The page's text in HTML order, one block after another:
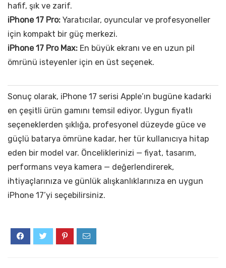
hafif, şık ve zarif.
iPhone 17 Pro: Yaratıcılar, oyuncular ve profesyoneller
için kompakt bir güç merkezi.
iPhone 17 Pro Max: En büyük ekranı ve en uzun pil
ömrünü isteyenler için en üst seçenek.
Sonuç olarak, iPhone 17 serisi Apple’ın bugüne kadarki
en çeşitli ürün gamını temsil ediyor. Uygun fiyatlı
seçeneklerden şıklığa, profesyonel düzeyde güce ve
güçlü batarya ömrüne kadar, her tür kullanıcıya hitap
eden bir model var. Önceliklerinizi — fiyat, tasarım,
performans veya kamera — değerlendirerek,
ihtiyaçlarınıza ve günlük alışkanlıklarınıza en uygun
iPhone 17’yi seçebilirsiniz.